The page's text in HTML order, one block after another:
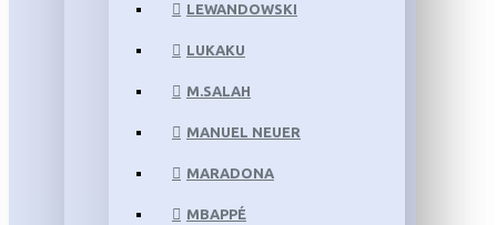
LEWANDOWSKI
LUKAKU
M.SALAH
MANUEL NEUER
MARADONA
MBAPPÉ